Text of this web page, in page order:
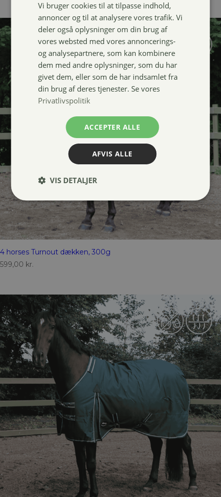
4 horses Turnout dækken, 300g
599,00 kr.
Vi bruger cookies til at tilpasse indhold,
annoncer og til at analysere vores trafik. Vi
deler også oplysninger om din brug af
vores websted med vores annoncerings-
og analysepartnere, som kan kombinere
dem med andre oplysninger, som du har
givet dem, eller som de har indsamlet fra
din brug af deres tjenester. Se vores
Privatlivspolitik
ACCEPTER ALLE
AFVIS ALLE
VIS DETALJER